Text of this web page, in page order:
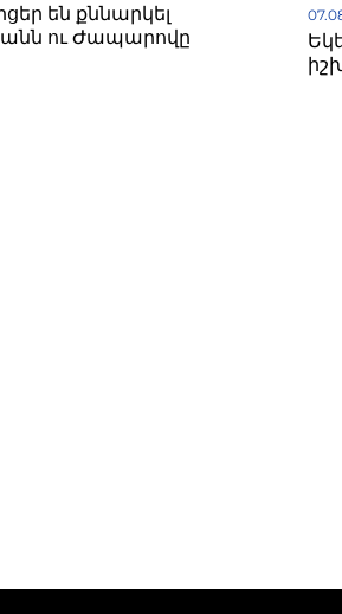
են քննարկել
ու Ժապարովը